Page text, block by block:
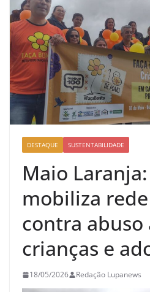
DESTAQUE SUSTENTABILIDADE
Maio
mobiliza
contra abuso
crianças e
18/05/2026 Redação Lupanews